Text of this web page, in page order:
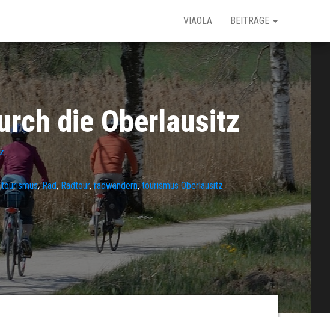
VIAOLA BEITRÄGE
die Oberlausitz
,Rad, Radtour,radwandern,tourismus Oberlausitz